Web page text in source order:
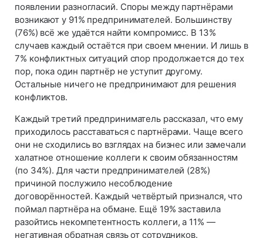
появлении разногласий. Споры между партнёрами
возникают у 91% предпринимателей. Большинству
(76%) всё же удаётся найти компромисс. В 13%
случаев каждый остаётся при своем мнении. И лишь в
7% конфликтных ситуаций спор продолжается до тех
пор, пока один партнёр не уступит другому.
Остальные ничего не предпринимают для решения
конфликтов.
Каждый третий предприниматель рассказал, что ему
приходилось расставаться с партнёрами. Чаще всего
они не сходились во взглядах на бизнес или замечали
халатное отношение коллеги к своим обязанностям
(по 34%). Для части предпринимателей (28%)
причиной послужило несоблюдение
договорённостей. Каждый четвёртый признался, что
поймал партнёра на обмане. Ещё 19% заставила
разойтись некомпетентность коллеги, а 11% —
негативная обратная связь от сотрудников.